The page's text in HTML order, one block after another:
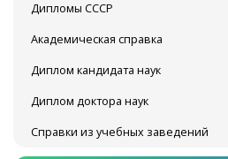
Дипломы СССР
Академическая справка
Диплом кандидата наук
Диплом доктора наук
Справки из учебных заведений